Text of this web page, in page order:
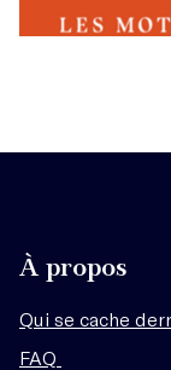
À propos
Qui se cache
FAQ